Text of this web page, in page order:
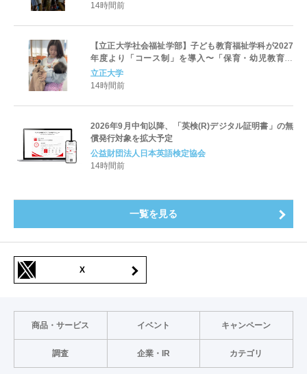
14時間前
【立正大学社会福祉学部】子ども教育福祉学科が2027
年度より「コース制」を導入〜「保育・幼児教育」
「初等教育」「子ども心理」の3コースを新設し、目指
すキャリアと学びを明確化〜
立正大学
14時間前
2026年9月中旬以降、「英検(R)デジタル証明書」の無
償発行対象を拡大予定
公益財団法人日本英語検定協会
14時間前
一覧を見る
X
商品・サービス イベント キャンペーン
調査 企業・IR カテゴリ